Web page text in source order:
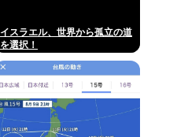
イスラエル、世界から孤立の道
を選択！